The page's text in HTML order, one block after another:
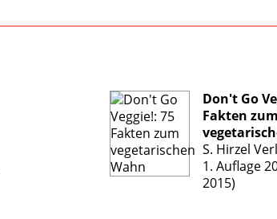
Don't Go
Fakten zum
S. Hirzel
1. Auflage
2015)